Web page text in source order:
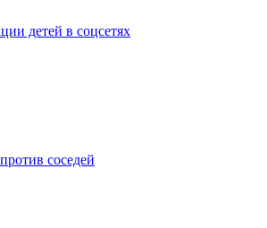
детей в соцсетях
соседей